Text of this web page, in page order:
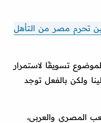
تحرم مصر من التأهل
تسويقًا لاستمرار
ولكن بالفعل توجد
المصري والعربي،